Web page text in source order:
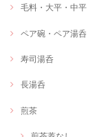
毛料・大平・中平
ペア碗・ペア湯呑
寿司湯呑
長湯呑
煎茶